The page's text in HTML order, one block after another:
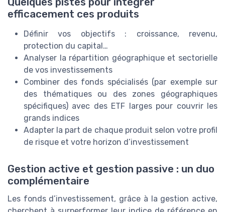
efficacement ces produits
Définir vos objectifs : croissance, revenu,
protection du capital…
Analyser la répartition géographique et sectorielle
de vos investissements
Combiner des fonds spécialisés (par exemple sur
des thématiques ou des zones géographiques
spécifiques) avec des ETF larges pour couvrir les
grands indices
Adapter la part de chaque produit selon votre profil
de risque et votre horizon d’investissement
Gestion active et gestion passive : un duo
complémentaire
Les fonds d’investissement, grâce à la gestion active,